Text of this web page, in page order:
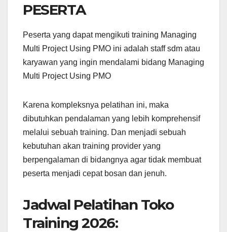
PESERTA
Peserta yang dapat mengikuti training Managing
Multi Project Using PMO ini adalah staff sdm atau
karyawan yang ingin mendalami bidang Managing
Multi Project Using PMO
Karena kompleksnya pelatihan ini, maka
dibutuhkan pendalaman yang lebih komprehensif
melalui sebuah training. Dan menjadi sebuah
kebutuhan akan training provider yang
berpengalaman di bidangnya agar tidak membuat
peserta menjadi cepat bosan dan jenuh.
Jadwal Pelatihan Toko
Training 2026: